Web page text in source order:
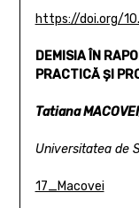
https://doi.org/
DEMISIA ÎN
PRACTICĂ ȘI
Tatiana
Universitatea de
17_Macovei